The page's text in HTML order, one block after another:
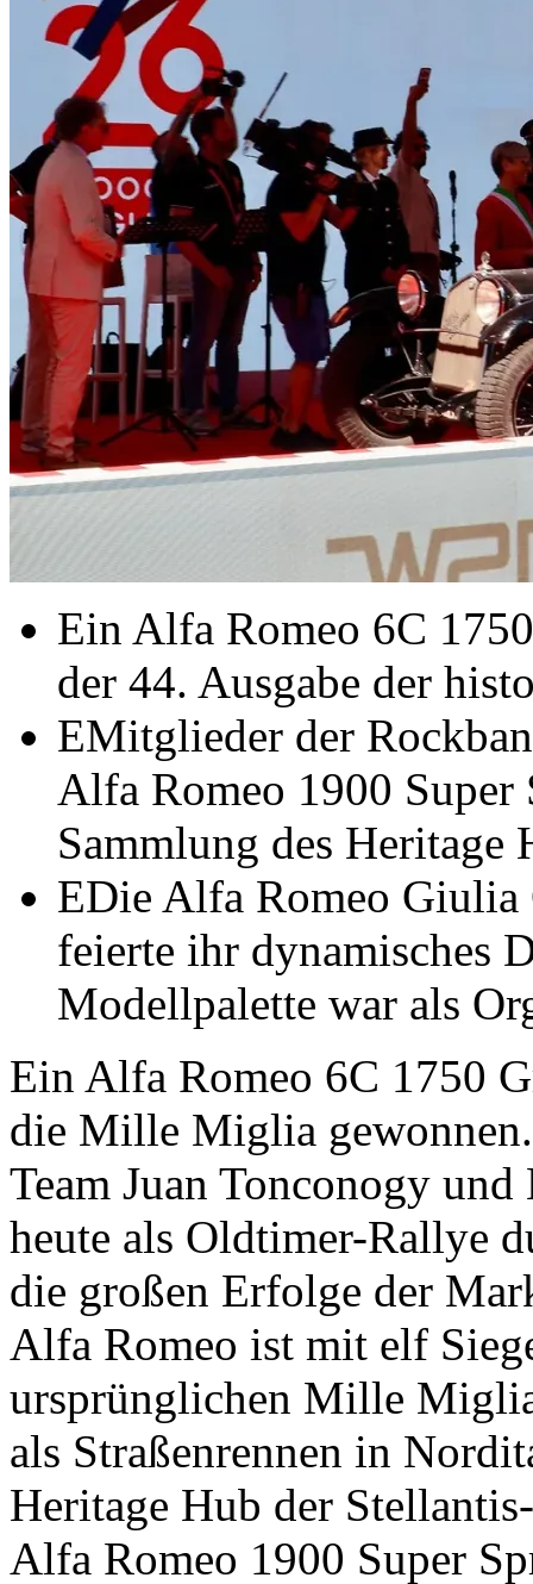
Ein Alfa Romeo 6C
der 44. Ausgabe der
EMitglieder der
Alfa Romeo 1900
Sammlung des Heritage
EDie Alfa Romeo
feierte ihr dynamisches
Modellpalette war als
Ein Alfa Romeo 6C 1750
die Mille Miglia
Team Juan Tonconogy
heute als Oldtimer-Rallye
die großen Erfolge der
Alfa Romeo ist mit elf
ursprünglichen Mille
als Straßenrennen in
Heritage Hub der
Alfa Romeo 1900 Super